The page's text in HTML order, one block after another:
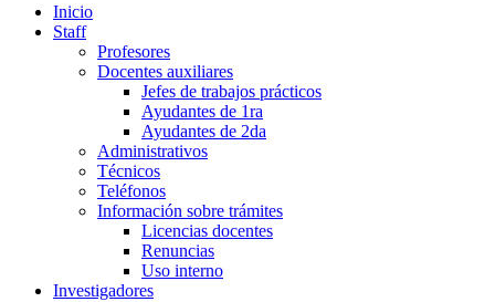
Inicio
Staff
Profesores
Docentes auxiliares
Jefes de trabajos prácticos
Ayudantes de 1ra
Ayudantes de 2da
Administrativos
Técnicos
Teléfonos
Información sobre trámites
Licencias docentes
Renuncias
Uso interno
Investigadores